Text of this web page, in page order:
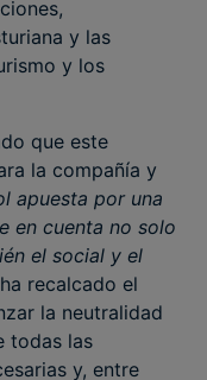
y las
y los
que este
la compañía y
apuesta por una
en cuenta no solo
el social y el
recalcado el
la neutralidad
todas las
y, entre